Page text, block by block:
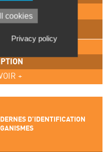
Lyon
+
D’IDENTIFICATION
cookies
Privacy policy